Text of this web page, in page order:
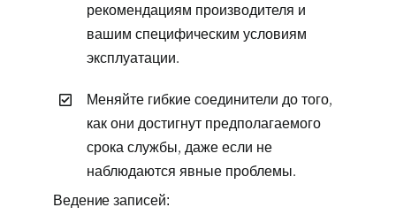
рекомендациям производителя и
вашим специфическим условиям
эксплуатации.
Меняйте гибкие соединители до того,
как они достигнут предполагаемого
срока службы, даже если не
наблюдаются явные проблемы.
Ведение записей: